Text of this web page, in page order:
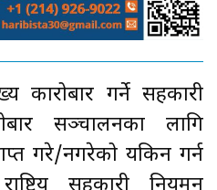
गर्ने सहकारी
सञ्चालनका लागि
गरे/नगरेको यकिन गर्न